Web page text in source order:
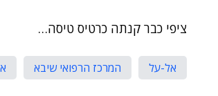
ציפי כבר קנתה כרטיס טיסה…
אל-על המרכז הרפואי שיבא